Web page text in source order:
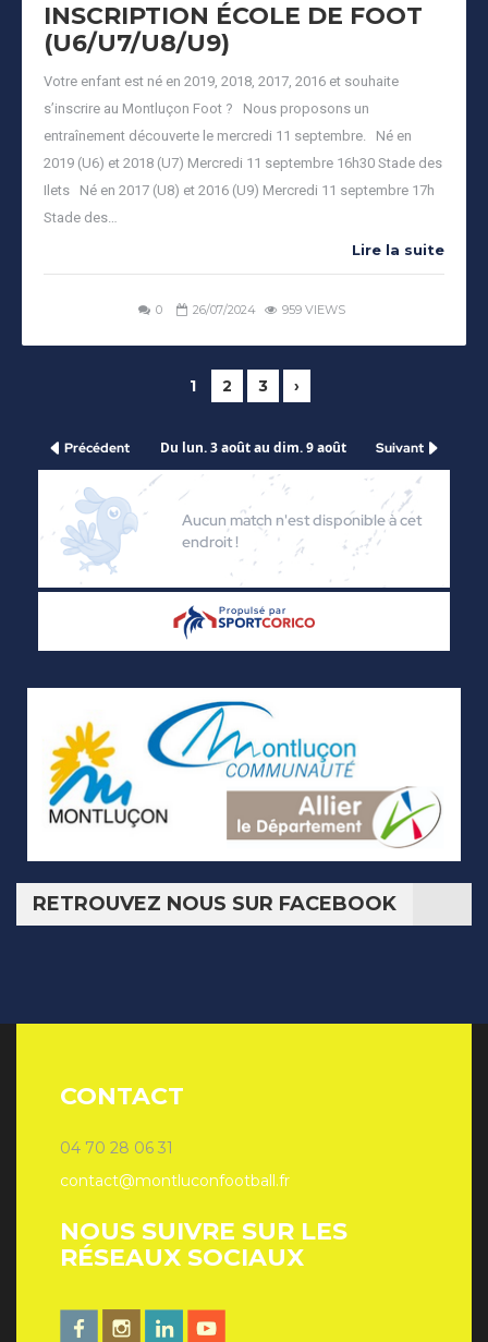
INSCRIPTION ÉCOLE DE FOOT
(U6/U7/U8/U9)
Votre enfant est né en 2019, 2018, 2017, 2016 et souhaite
s’inscrire au Montluçon Foot ? Nous proposons un
entraînement découverte le mercredi 11 septembre. Né en
2019 (U6) et 2018 (U7) Mercredi 11 septembre 16h30 Stade des
Ilets Né en 2017 (U8) et 2016 (U9) Mercredi 11 septembre 17h
Stade des…
Lire la suite
0 26/07/2024 959 VIEWS
1 2 3 ›
RETROUVEZ NOUS SUR FACEBOOK
CONTACT
04 70 28 06 31
contact@montluconfootball.fr
NOUS SUIVRE SUR LES
RÉSEAUX SOCIAUX